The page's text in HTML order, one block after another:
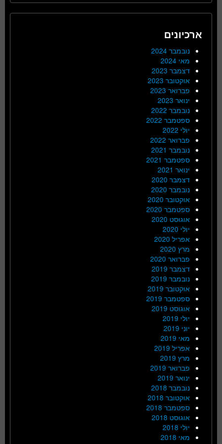
ארכיונים
נובמבר 2024
מאי 2024
דצמבר 2023
אוקטובר 2023
פברואר 2023
ינואר 2023
נובמבר 2022
ספטמבר 2022
יולי 2022
פברואר 2022
נובמבר 2021
ספטמבר 2021
ינואר 2021
דצמבר 2020
נובמבר 2020
אוקטובר 2020
ספטמבר 2020
אוגוסט 2020
יולי 2020
אפריל 2020
מרץ 2020
פברואר 2020
דצמבר 2019
נובמבר 2019
אוקטובר 2019
ספטמבר 2019
אוגוסט 2019
יולי 2019
יוני 2019
מאי 2019
אפריל 2019
מרץ 2019
פברואר 2019
ינואר 2019
נובמבר 2018
אוקטובר 2018
ספטמבר 2018
אוגוסט 2018
יולי 2018
מאי 2018